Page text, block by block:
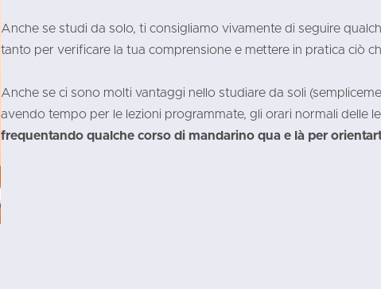
Anche se studi da solo, ti consigliamo vivamente di seguire
tanto per verificare la tua comprensione e mettere in pratica ciò
Anche se ci sono molti vantaggi nello studiare da soli
avendo tempo per le lezioni programmate, gli orari normali delle
frequentando qualche corso di mandarino qua e là per